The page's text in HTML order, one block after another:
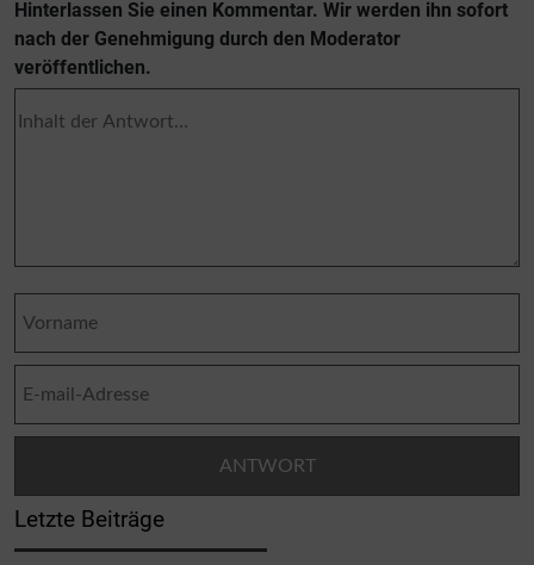
Hinterlassen Sie einen Kommentar. Wir werden ihn sofort
nach der Genehmigung durch den Moderator
veröffentlichen.
Letzte Beiträge